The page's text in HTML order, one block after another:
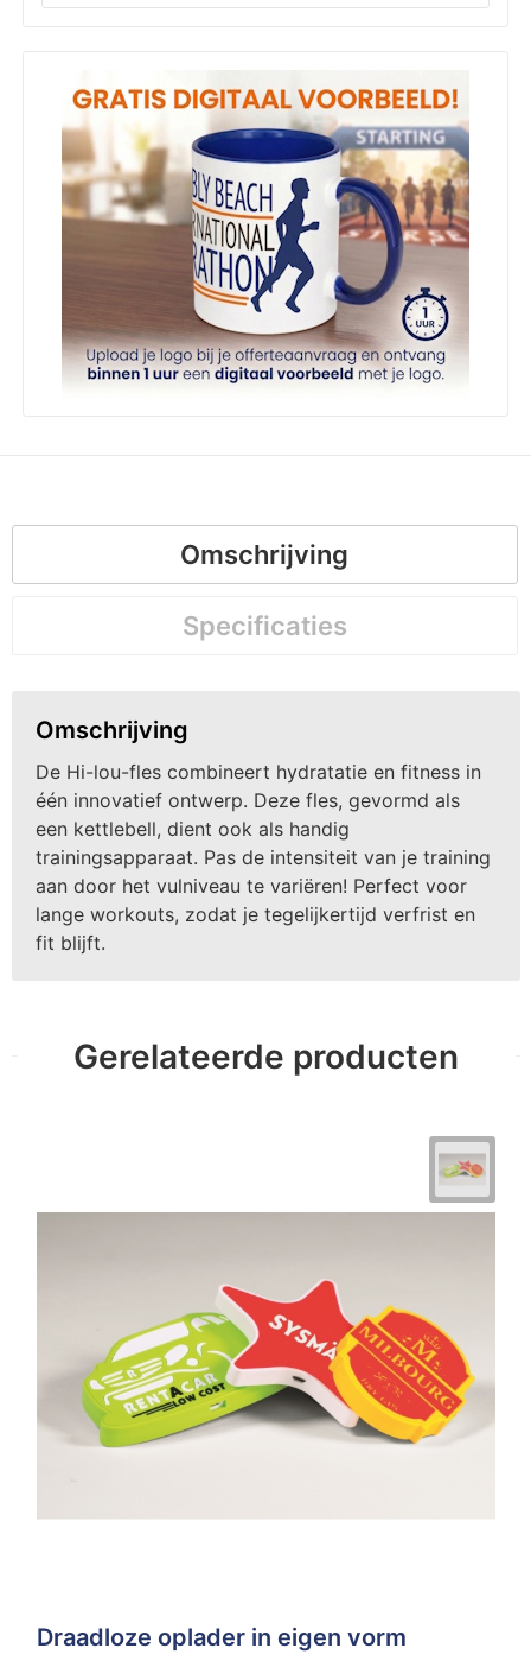
Omschrijving
Specificaties
Omschrijving
De Hi-lou-fles combineert hydratatie en fitness in
één innovatief ontwerp. Deze fles, gevormd als
een kettlebell, dient ook als handig
trainingsapparaat. Pas de intensiteit van je training
aan door het vulniveau te variëren! Perfect voor
lange workouts, zodat je tegelijkertijd verfrist en
fit blijft.
Gerelateerde producten
Draadloze oplader in eigen vorm